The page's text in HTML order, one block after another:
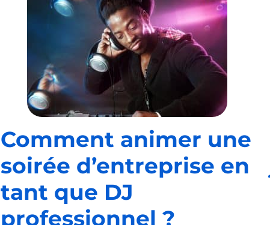
Comment animer une
soirée d’entreprise en
tant que DJ
professionnel ?